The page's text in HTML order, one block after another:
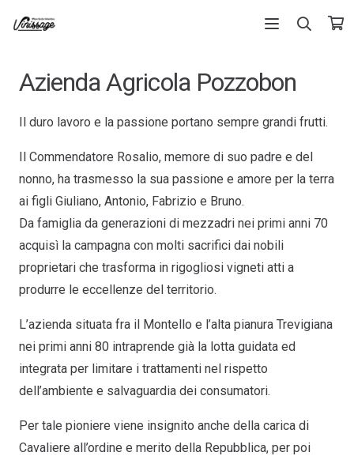
Azienda Agricola Pozzobon
Il duro lavoro e la passione portano sempre grandi frutti.
Il Commendatore Rosalio, memore di suo padre e del
nonno, ha trasmesso la sua passione e amore per la terra
ai figli Giuliano, Antonio, Fabrizio e Bruno.
Da famiglia da generazioni di mezzadri nei primi anni 70
acquisì la campagna con molti sacrifici dai nobili
proprietari che trasforma in rigogliosi vigneti atti a
produrre le eccellenze del territorio.
L’azienda situata fra il Montello e l’alta pianura Trevigiana
nei primi anni 80 intraprende già la lotta guidata ed
integrata per limitare i trattamenti nel rispetto
dell’ambiente e salvaguardia dei consumatori.
Per tale pioniere viene insignito anche della carica di
Cavaliere all’ordine e merito della Repubblica, per poi